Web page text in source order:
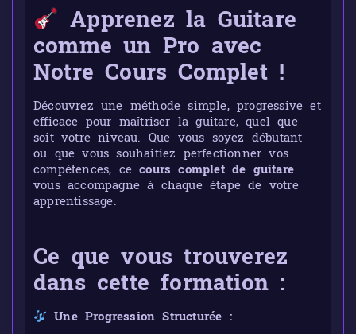
Apprenez la Guitare
comme un Pro avec
Notre Cours Complet !
Découvrez une méthode simple, progressive et
efficace pour maîtriser la guitare, quel que
soit votre niveau. Que vous soyez débutant
ou que vous souhaitiez perfectionner vos
compétences, cecours complet de guitare
vous accompagne à chaque étape de votre
apprentissage.
Ce que vous trouverez
dans cette formation :
Une Progression Structurée :